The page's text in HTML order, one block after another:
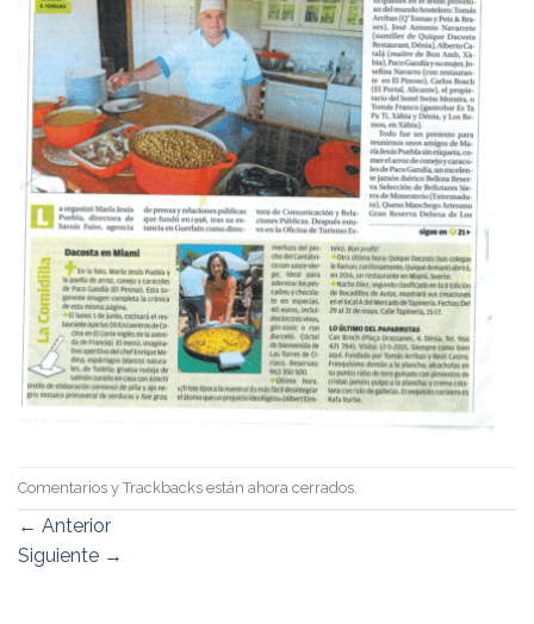
Comentarios y Trackbacks están ahora cerrados.
← Anterior
Siguiente →